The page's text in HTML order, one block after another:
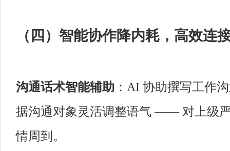
（四）智能协作降内耗，高效连
沟通话术智能辅助 ：AI 协助撰写工作
据沟通对象灵活调整语气 —— 对上级
情周到。